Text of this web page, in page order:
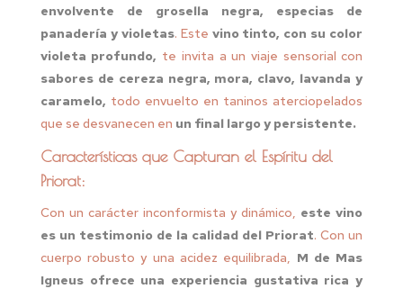
envolvente de grosella negra, especias de
panadería y violetas. Este vino tinto, con su color
violeta profundo, te invita a un viaje sensorial con
sabores de cereza negra, mora, clavo, lavanda y
caramelo, todo envuelto en taninos aterciopelados
que se desvanecen en un final largo y persistente.
Características que Capturan el Espíritu del
Priorat:
Con un carácter inconformista y dinámico, este vino
es un testimonio de la calidad del Priorat. Con un
cuerpo robusto y una acidez equilibrada, M de Mas
Igneus ofrece una experiencia gustativa rica y